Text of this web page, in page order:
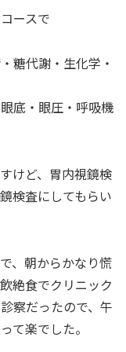
ースで
糖代謝・生化学・
底・眼圧・呼吸機
けど、胃内視鏡検
検査にしてもらい
、朝からかなり慌
絶食でクリニック
察だったので、午
て楽でした。